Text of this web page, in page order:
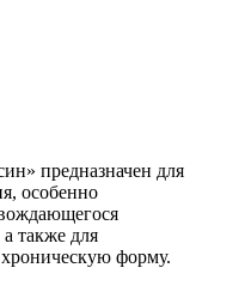
предназначен для
особенно
также для
форму.